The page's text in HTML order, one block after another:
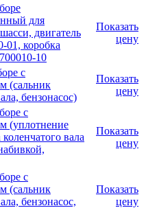
для
двигатель
01, коробка
10
Показать
цену
с
(сальник
бензонасос)
Показать
цену
с
(уплотнение
вала
Показать
цену
с
(сальник
бензонасос,
Показать
цену